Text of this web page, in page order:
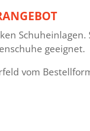
geeignet.
vom